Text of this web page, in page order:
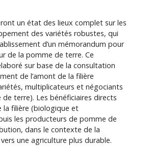
un état des lieux complet sur les
des variétés robustes, qui
d’un mémorandum pour
de la pomme de terre. Ce
sur base de la consultation
de l’amont de la filière
multiplicateurs et négociants
terre). Les bénéficiaires directs
la filière (biologique et
les producteurs de pomme de
dans le contexte de la
une agriculture plus durable.